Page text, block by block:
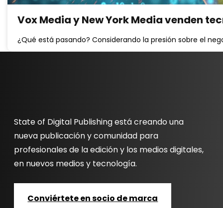
Vox Media y New York Media venden
¿Qué está pasando? Considerando la presión sobre el
State of Digital Publishing está creando una
nueva publicación y comunidad para
profesionales de la edición y los medios digitales,
en nuevos medios y tecnología.
Conviértete en socio de marca